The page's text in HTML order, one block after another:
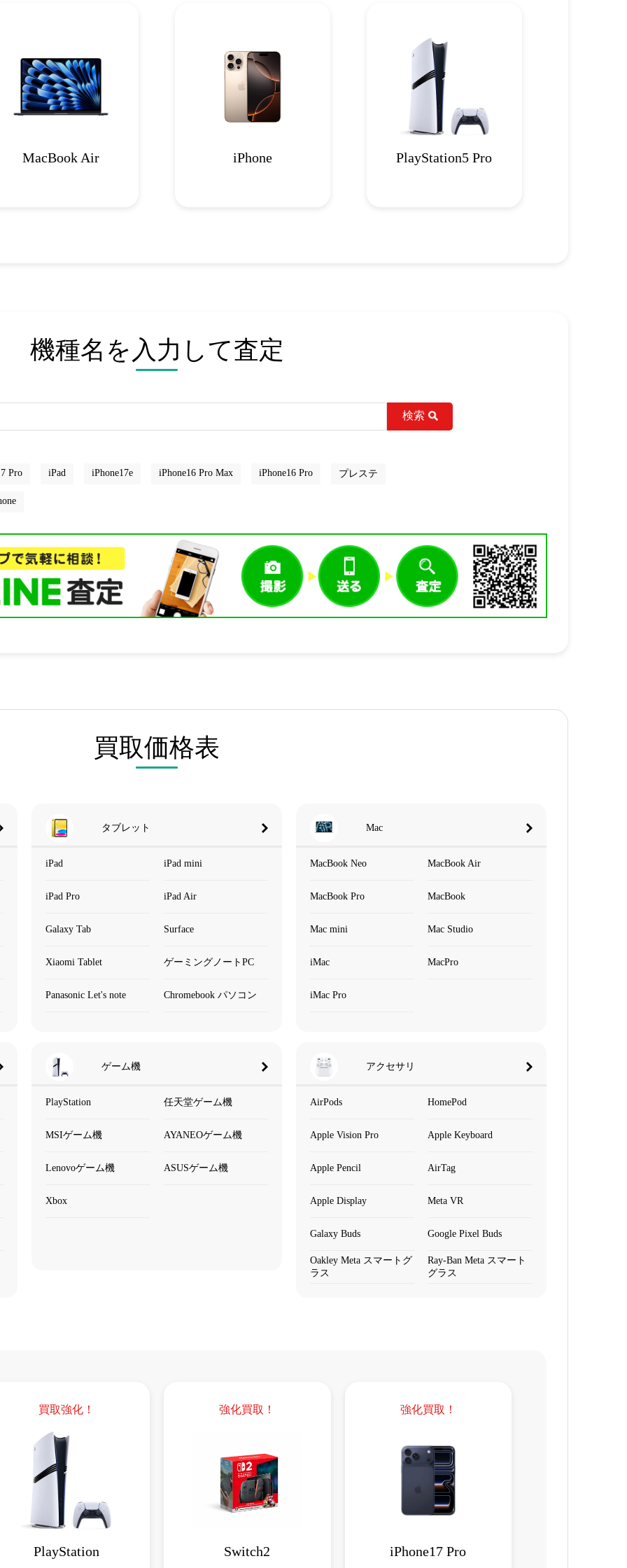
MacBook Air iPhone PlayStation5 Pro
機種名を入力して査定
検索
Pro iPad iPhone17e iPhone16 Pro Max iPhone16 Pro プレステ
買取価格表
タブレット
iPad iPad mini
iPad Pro iPad Air
Galaxy Tab Surface
Xiaomi Tablet ゲーミングノートPC
Panasonic Let's note Chromebook パソコン
Mac
MacBook Neo MacBook Air
MacBook Pro MacBook
Mac mini Mac Studio
iMac MacPro
iMac Pro
ゲーム機
PlayStation 任天堂ゲーム機
MSIゲーム機 AYANEOゲーム機
Lenovoゲーム機 ASUSゲーム機
Xbox
アクセサリ
AirPods HomePod
Apple Vision Pro Apple Keyboard
Apple Pencil AirTag
Apple Display Meta VR
Galaxy Buds Google Pixel Buds
Oakley Meta スマートグ
ラス
Ray-Ban Meta スマート
グラス
買取強化！
PlayStation
強化買取！
Switch2
強化買取！
iPhone17 Pro